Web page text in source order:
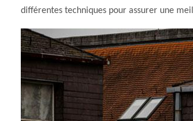
différentes techniques pour assurer une